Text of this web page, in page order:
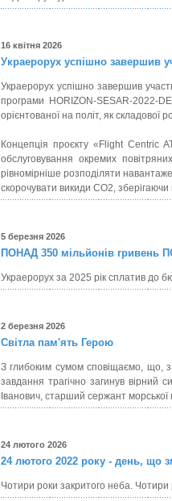
16 квітня 2026
Украерорух успішно завершив
Украерорух успішно завершив
програми HORIZON-SESAR-2022-
орієнтованої на політ, як складової
Концепція проєкту «Flight Centric
обслуговування окремих
рівномірніше розподіляти
скорочувати викиди CO2,
5 березня 2026
ПОНАД 350 мільйонів гривень
Украерорух за 2025 рік сплатив до
2 березня 2026
Світла пам'ять Герою
З глибоким сумом сповіщаємо, що,
завдання трагічно загинув
Іванович, старший сержант морської
24 лютого 2026
24 лютого 2022 року - день, що
Чотири роки закритого неба. Чотири